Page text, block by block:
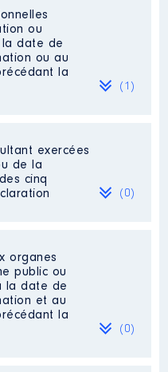
ou
date de
ou au
la
(1)
au CFA
de Métiers
Martinique │
Type
exercées
de la
cinq
(0)
organes
public ou
la date de
et au
la
(0)